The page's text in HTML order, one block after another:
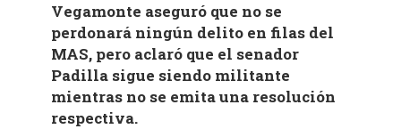
Vegamonte aseguró que no se
perdonará ningún delito en filas del
MAS, pero aclaró que el senador
Padilla sigue siendo militante
mientras no se emita una resolución
respectiva.